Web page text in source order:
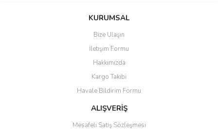
KURUMSAL
Bize Ulaşın
İletişim Formu
Hakkımızda
Kargo Takibi
Havale Bildirim Formu
ALIŞVERİŞ
Mesafeli Satış Sözleşmesi